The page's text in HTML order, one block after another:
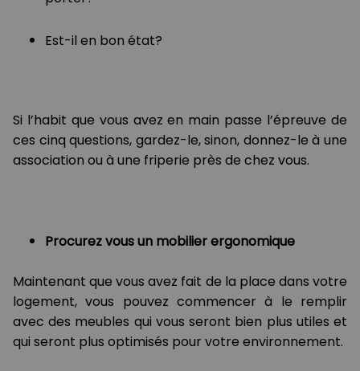
Est-il en bon état?
Si l’habit que vous avez en main passe l’épreuve de
ces cinq questions, gardez-le, sinon, donnez-le à une
association ou à une friperie près de chez vous.
Procurez vous un mobilier ergonomique
Maintenant que vous avez fait de la place dans votre
logement, vous pouvez commencer à le remplir
avec des meubles qui vous seront bien plus utiles et
qui seront plus optimisés pour votre environnement.